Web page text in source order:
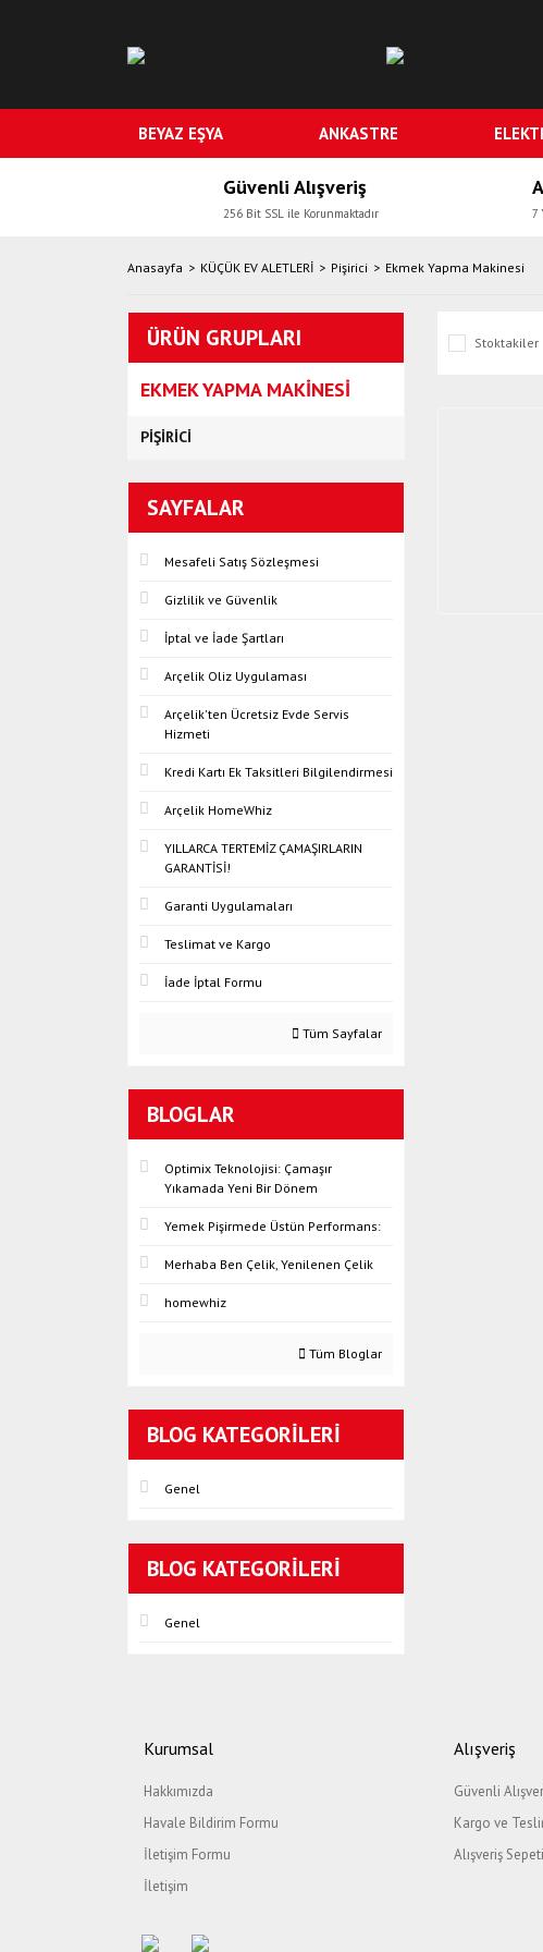
BEYAZ EŞYA ANKASTRE
Güvenli Alışveriş
256 Bit SSL ile Korunmaktadır 7
Anasayfa KÜÇÜK EV ALETLERİ Pişirici Ekmek Yapma Makinesi
ÜRÜN GRUPLARI
EKMEK YAPMA MAKINESI
PIŞIRICI
SAYFALAR
Mesafeli Satış Sözleşmesi
Gizlilik ve Güvenlik
İptal ve İade Şartları
Arçelik Oliz Uygulaması
Arçelik'ten Ücretsiz Evde Servis
Hizmeti
Kredi Kartı Ek Taksitleri Bilgilendirmesi
Arçelik HomeWhiz
YILLARCA TERTEMİZ ÇAMAŞIRLARIN
GARANTİSİ!
Garanti Uygulamaları
Teslimat ve Kargo
İade İptal Formu
Tüm Sayfalar
BLOGLAR
Optimix Teknolojisi: Çamaşır
Yıkamada Yeni Bir Dönem
Yemek Pişirmede Üstün Performans:
Merhaba Ben Çelik, Yenilenen Çelik
homewhiz
Tüm Bloglar
BLOG KATEGORILERI
Genel
BLOG KATEGORILERI
Genel
Stoktakiler
Kurumsal
Hakkımızda
Havale Bildirim Formu
İletişim Formu
İletişim
Alışveriş
Güvenli
Kargo ve
Alışveriş Sepeti